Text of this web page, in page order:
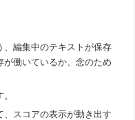
、編集中のテキストが保存
働いているか、念のため
スコアの表示が動き出す